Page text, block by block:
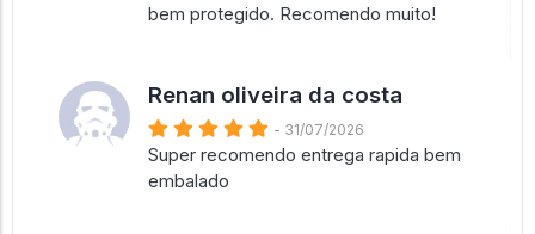
bem protegido. Recomendo muito!
Renan oliveira da costa
- 31/07/2026
Super recomendo entrega rapida bem
embalado